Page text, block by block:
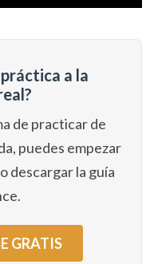
a la
de practicar de
puedes empezar
descargar la guía
GRATIS